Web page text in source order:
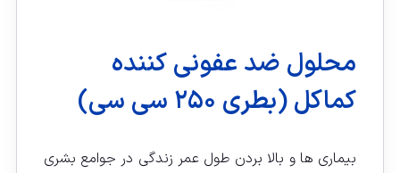
محلول ضد عفونی کننده
کماکل (بطری ۲۵۰ سی سی)
بیماری ها و بالا بردن طول عمر زندگی در جوامع بشری